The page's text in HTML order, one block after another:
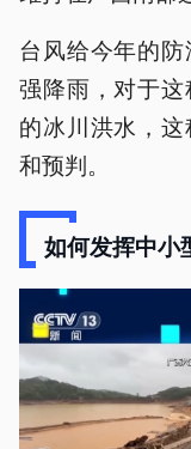
台风给今年的
强降雨，对于
的冰川洪水，
和预判。
如何发挥中小